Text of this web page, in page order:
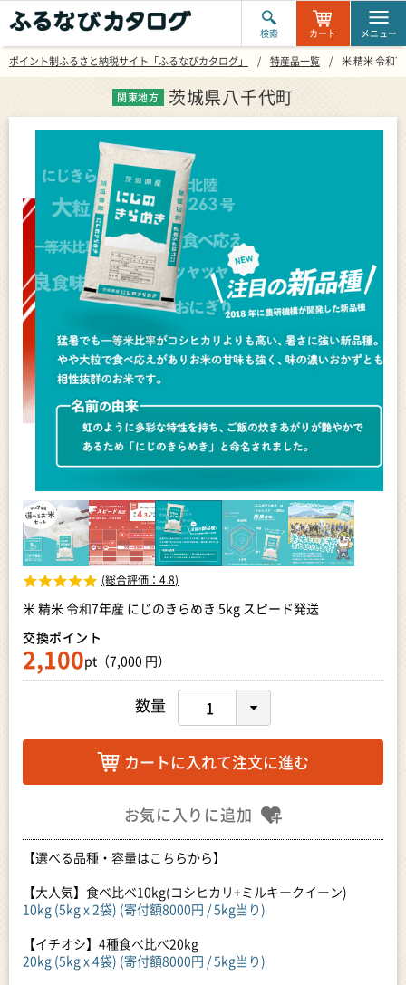
検索 カート メニュー
ポイント制ふるさと納税サイト「ふるなびカタログ」 特産品一覧 米 精米 令和7
関東地方 茨城県八千代町
(総合評価： 4.8)
米 精米 令和7年産 にじのきらめき 5kg スピード発送
交換ポイント
2,100pt（7,000 円）
数量
カートに入れて注文に進む
お気に入りに追加
【選べる品種・容量はこちらから】
【大人気】食べ比べ10kg(コシヒカリ+ミルキークイーン)
10kg (5kg x 2袋) (寄付額8000円 / 5kg当り)
【イチオシ】4種食べ比べ20kg
20kg (5kg x 4袋) (寄付額8000円 / 5kg当り)